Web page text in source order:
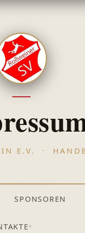
E.V. ·
SPONSOREN
▾